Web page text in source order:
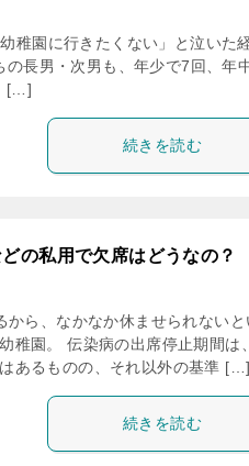
稚園に行きたくない」と泣いた
長男・次男も、年少で7回、年
[…]
続きを読む
の私用で欠席はどうなの？
ら、なかなか休ませられないと
稚園。 伝染病の出席停止期間は
あるものの、それ以外の基準 […]
続きを読む